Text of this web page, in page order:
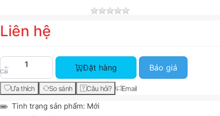
Liên hệ
Cái
HP 203X High Yield Black Original LaserJet
Đặt hàng Báo giá
Ưa thích So sánh Câu hỏi? Email
Tình trạng sản phẩm: Mới